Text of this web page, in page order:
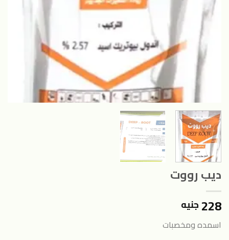
ديب رووت
228 جنيه
اسمده ومخصبات